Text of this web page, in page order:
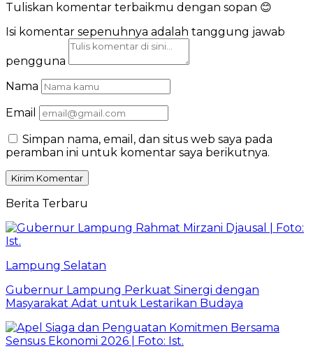
Tuliskan komentar terbaikmu dengan sopan 😊
Isi komentar sepenuhnya adalah tanggung jawab
pengguna
Nama
Email
Simpan nama, email, dan situs web saya pada
peramban ini untuk komentar saya berikutnya.
Berita Terbaru
Lampung Selatan
Gubernur Lampung Perkuat Sinergi dengan
Masyarakat Adat untuk Lestarikan Budaya